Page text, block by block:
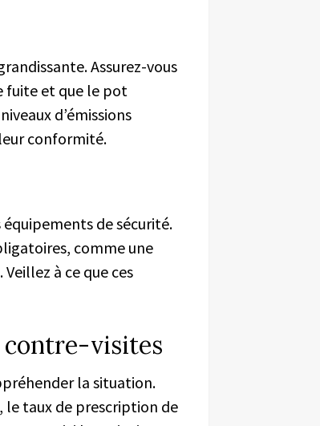
Assurez-vous
fuite et que le pot
d’émissions
conformité.
de sécurité.
comme une
à ce que ces
contre-visites
la situation.
le taux de prescription de